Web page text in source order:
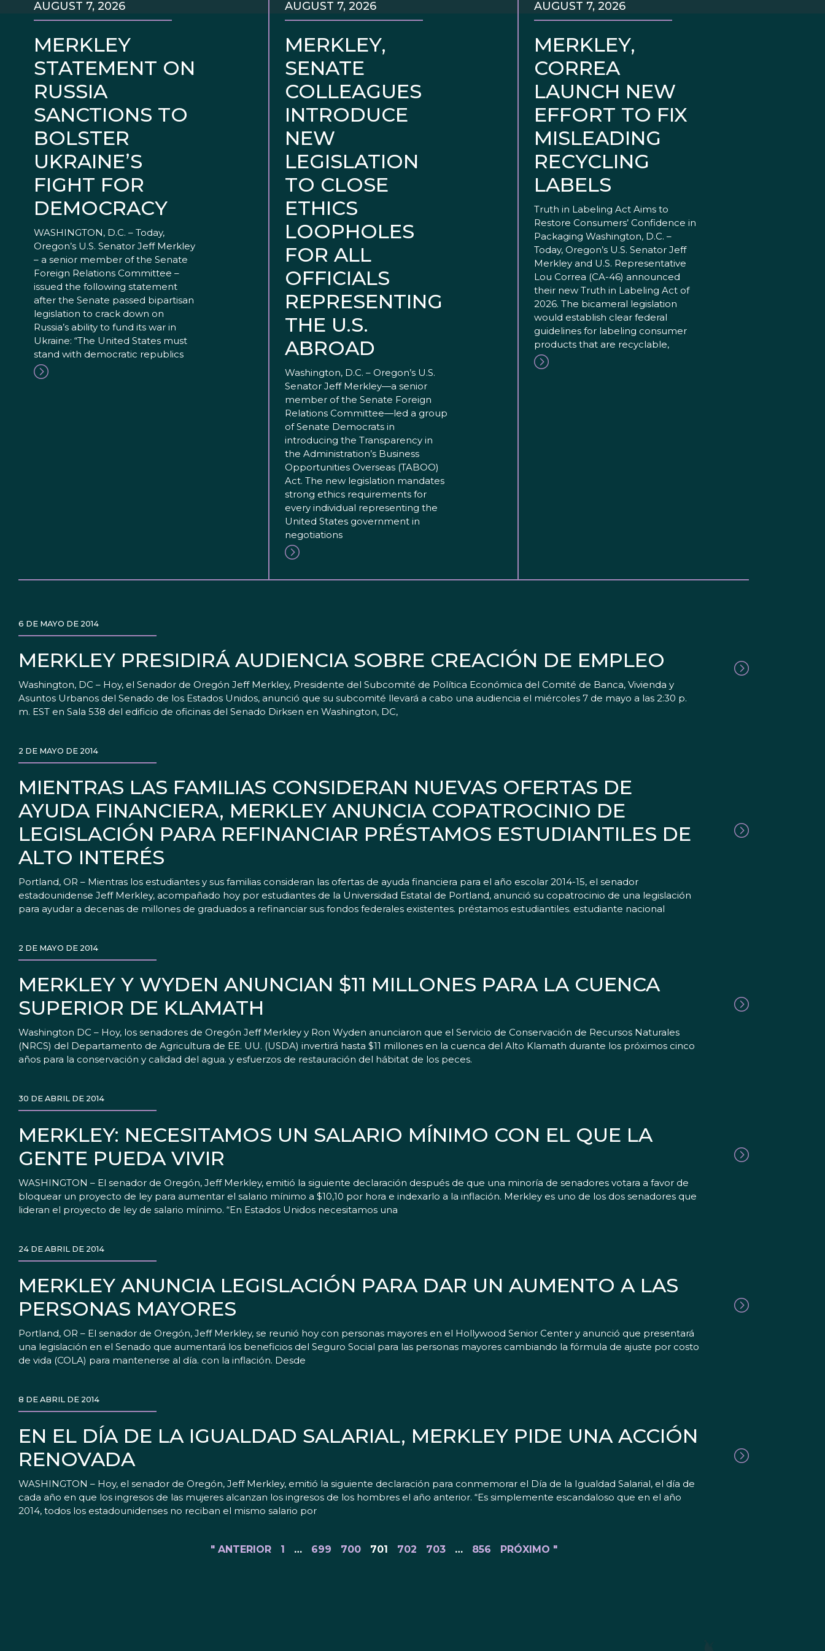
MERKLEY
STATEMENT ON
RUSSIA
SANCTIONS TO
BOLSTER
UKRAINE’S
FIGHT FOR
DEMOCRACY
AUGUST 7, 2026
WASHINGTON, D.C. – Today,
Oregon’s U.S. Senator Jeff Merkley
– a senior member of the Senate
Foreign Relations Committee –
issued the following statement
after the Senate passed bipartisan
legislation to crack down on
Russia’s ability to fund its war in
Ukraine: “The United States must
stand with democratic republics
MERKLEY,
SENATE
COLLEAGUES
INTRODUCE
NEW
LEGISLATION
TO CLOSE
ETHICS
LOOPHOLES
FOR ALL
OFFICIALS
REPRESENTING
THE U.S.
ABROAD
AUGUST 7, 2026
Washington, D.C. – Oregon’s U.S.
Senator Jeff Merkley—a senior
member of the Senate Foreign
Relations Committee—led a group
of Senate Democrats in
introducing the Transparency in
the Administration’s Business
Opportunities Overseas (TABOO)
Act. The new legislation mandates
strong ethics requirements for
every individual representing the
United States government in
negotiations
MERKLEY,
CORREA
LAUNCH NEW
EFFORT TO FIX
MISLEADING
RECYCLING
LABELS
AUGUST 7, 2026
Truth in Labeling Act Aims to
Restore Consumers’ Confidence in
Packaging Washington, D.C. –
Today, Oregon’s U.S. Senator Jeff
Merkley and U.S. Representative
Lou Correa (CA-46) announced
their new Truth in Labeling Act of
2026. The bicameral legislation
would establish clear federal
guidelines for labeling consumer
products that are recyclable,
MERKLEY PRESIDIRÁ AUDIENCIA SOBRE CREACIÓN DE EMPLEO
6 DE MAYO DE 2014
Washington, DC – Hoy, el Senador de Oregón Jeff Merkley, Presidente del Subcomité de Política Económica del Comité de Banca, Vivienda y
Asuntos Urbanos del Senado de los Estados Unidos, anunció que su subcomité llevará a cabo una audiencia el miércoles 7 de mayo a las 2:30 p.
m. EST en Sala 538 del edificio de oficinas del Senado Dirksen en Washington, DC,
MIENTRAS LAS FAMILIAS CONSIDERAN NUEVAS OFERTAS DE
AYUDA FINANCIERA, MERKLEY ANUNCIA COPATROCINIO DE
LEGISLACIÓN PARA REFINANCIAR PRÉSTAMOS ESTUDIANTILES DE
ALTO INTERÉS
2 DE MAYO DE 2014
Portland, OR – Mientras los estudiantes y sus familias consideran las ofertas de ayuda financiera para el año escolar 2014-15, el senador
estadounidense Jeff Merkley, acompañado hoy por estudiantes de la Universidad Estatal de Portland, anunció su copatrocinio de una legislación
para ayudar a decenas de millones de graduados a refinanciar sus fondos federales existentes. préstamos estudiantiles. estudiante nacional
MERKLEY Y WYDEN ANUNCIAN $11 MILLONES PARA LA CUENCA
SUPERIOR DE KLAMATH
2 DE MAYO DE 2014
Washington DC – Hoy, los senadores de Oregón Jeff Merkley y Ron Wyden anunciaron que el Servicio de Conservación de Recursos Naturales
(NRCS) del Departamento de Agricultura de EE. UU. (USDA) invertirá hasta $11 millones en la cuenca del Alto Klamath durante los próximos cinco
años para la conservación y calidad del agua. y esfuerzos de restauración del hábitat de los peces.
MERKLEY: NECESITAMOS UN SALARIO MÍNIMO CON EL QUE LA
GENTE PUEDA VIVIR
30 DE ABRIL DE 2014
WASHINGTON – El senador de Oregón, Jeff Merkley, emitió la siguiente declaración después de que una minoría de senadores votara a favor de
bloquear un proyecto de ley para aumentar el salario mínimo a $10,10 por hora e indexarlo a la inflación. Merkley es uno de los dos senadores que
lideran el proyecto de ley de salario mínimo. “En Estados Unidos necesitamos una
MERKLEY ANUNCIA LEGISLACIÓN PARA DAR UN AUMENTO A LAS
PERSONAS MAYORES
24 DE ABRIL DE 2014
Portland, OR – El senador de Oregón, Jeff Merkley, se reunió hoy con personas mayores en el Hollywood Senior Center y anunció que presentará
una legislación en el Senado que aumentará los beneficios del Seguro Social para las personas mayores cambiando la fórmula de ajuste por costo
de vida (COLA) para mantenerse al día. con la inflación. Desde
EN EL DÍA DE LA IGUALDAD SALARIAL, MERKLEY PIDE UNA ACCIÓN
RENOVADA
8 DE ABRIL DE 2014
WASHINGTON – Hoy, el senador de Oregón, Jeff Merkley, emitió la siguiente declaración para conmemorar el Día de la Igualdad Salarial, el día de
cada año en que los ingresos de las mujeres alcanzan los ingresos de los hombres el año anterior. “Es simplemente escandaloso que en el año
2014, todos los estadounidenses no reciban el mismo salario por
" ANTERIOR 1 … 699 700 701 702 703 … 856 PRÓXIMO "